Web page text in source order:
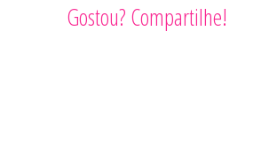
Gostou? Compartilhe!